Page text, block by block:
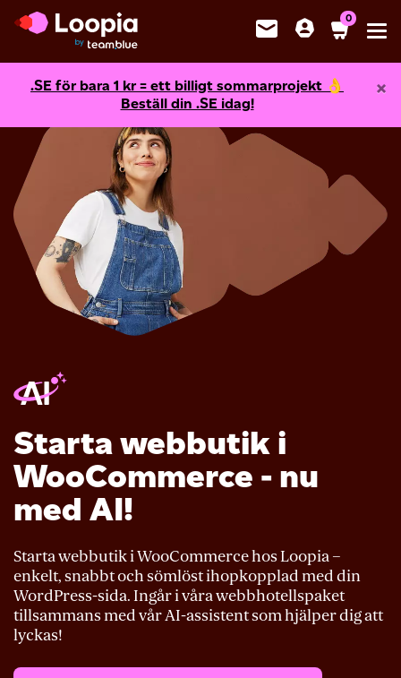
0
.SE för bara 1 kr = ett billigt sommarprojekt 👌
Beställ din .SE idag!
×
Starta webbutik i
WooCommerce - nu
med AI!
Starta webbutik i WooCommerce hos Loopia –
enkelt, snabbt och sömlöst ihopkopplad med din
WordPress-sida. Ingår i våra webbhotellspaket
tillsammans med vår AI-assistent som hjälper dig att
lyckas!